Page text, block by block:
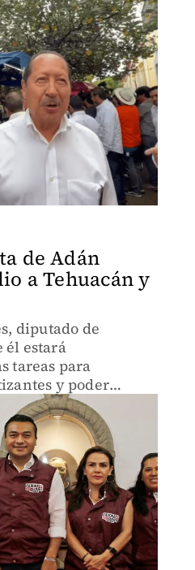
de Adán
a Tehuacán y
diputado de
él estará
tareas para
y poder
López.